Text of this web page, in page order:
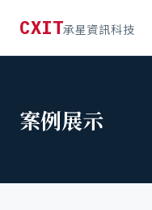
CXIT承星資訊科技
案例展示